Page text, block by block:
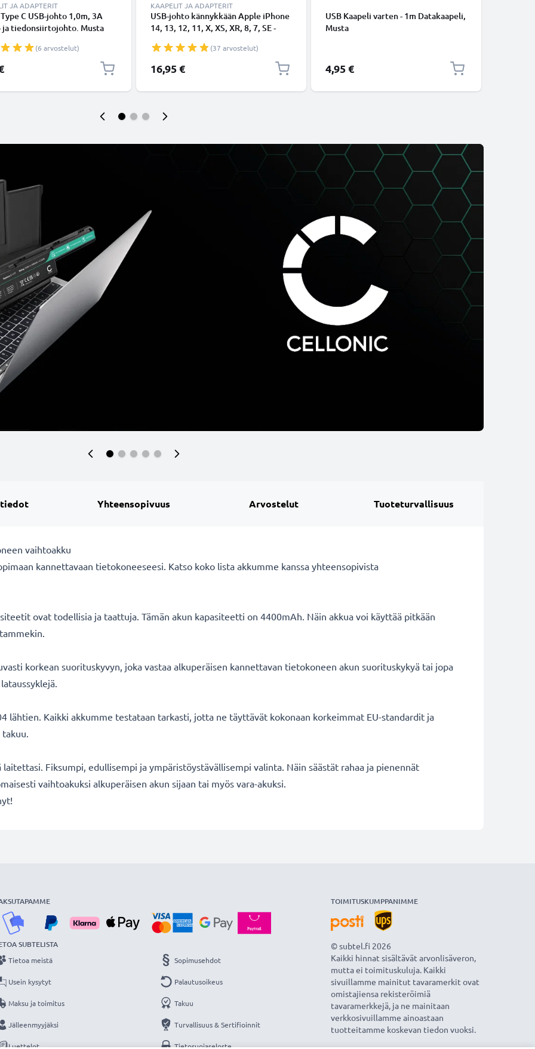
JA ADAPTERIT
Type C USB-johto 1,0m, 3A
ja tiedonsiirtojohto. Musta
(6 arvostelut)
KAAPELIT JA ADAPTERIT
USB-johto kännykkään Apple iPhone
14, 13, 12, 11, X, XS, XR, 8, 7, SE -
Valkoinen datakaapeli(37 arvostelut)
16,95 €
USB Kaapeli varten - 1m Datakaapeli,
Musta
4,95 €
Yhteensopivuus Arvostelut Tuoteturvallisuus
vaihtoakku
kannettavaan tietokoneeseesi. Katso koko lista akkumme kanssa yhteensopivista
ovat todellisia ja taattuja. Tämän akun kapasiteetti on 4400mAh. Näin akkua voi käyttää pitkään
korkean suorituskyvyn, joka vastaa alkuperäisen kannettavan tietokoneen akun suorituskykyä tai jopa
lähtien. Kaikki akkumme testataan tarkasti, jotta ne täyttävät kokonaan korkeimmat EU-standardit ja
laitettasi. Fiksumpi, edullisempi ja ympäristöystävällisempi valinta. Näin säästät rahaa ja pienennät
vaihtoakuksi alkuperäisen akun sijaan tai myös vara-akuksi.
SUBTELISTA
Tietoa meistä
Usein kysytyt
Maksu ja toimitus
Jälleenmyyjäksi
Luettelot
Sopimusehdot
Palautusoikeus
Takuu
Turvallisuus & Sertifioinnit
Tietosuojaseloste
TOIMITUSKUMPPANIMME
© subtel.fi 2026
Kaikki hinnat sisältävät arvonlisäveron,
mutta ei toimituskuluja. Kaikki
sivuillamme mainitut tavaramerkit ovat
omistajiensa rekisteröimiä
tavaramerkkejä, ja ne mainitaan
verkkosivuillamme ainoastaan
tuotteitamme koskevan tiedon vuoksi.